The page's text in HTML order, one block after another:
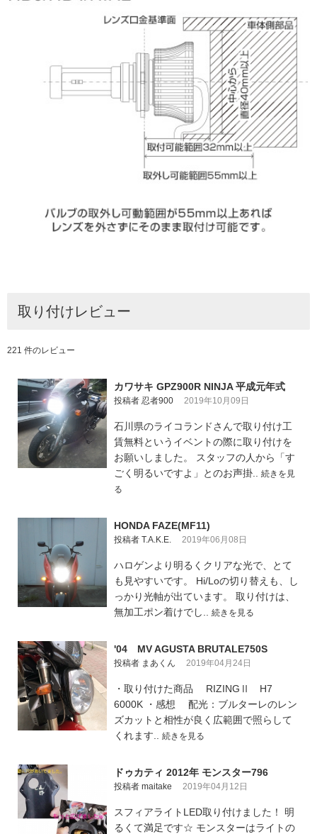
取り付けレビュー
221 件のレビュー
カワサキ GPZ900R NINJA 平成元年式
投稿者 忍者900 2019年10月09日
石川県のライコランドさんで取り付け工
賃無料というイベントの際に取り付けを
お願いしました。 スタッフの人から「す
ごく明るいですよ」とのお声掛.. 続きを見
る
HONDA FAZE(MF11)
投稿者 T.A.K.E. 2019年06月08日
ハロゲンより明るくクリアな光で、とて
も見やすいです。 Hi/Loの切り替えも、し
っかり光軸が出ています。 取り付けは、
無加工ポン着けでし.. 続きを見る
'04 MV AGUSTA BRUTALE750S
投稿者 まあくん 2019年04月24日
・取り付けた商品 RIZINGⅡ H7
6000K ・感想 配光：ブルターレのレン
ズカットと相性が良く広範囲で照らして
くれます.. 続きを見る
ドゥカティ 2012年 モンスター796
投稿者 maitake 2019年04月12日
スフィアライトLED取り付けました！ 明
るくて満足です☆ モンスターはライトの